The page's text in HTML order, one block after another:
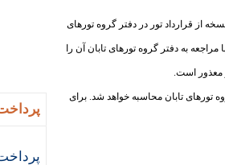
از قرارداد تور در دفتر گروه تورهای
به دفتر گروه تورهای تابان آن را
معذور است.
تورهای تابان محاسبه خواهد شد. برای